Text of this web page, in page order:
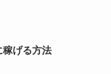
稼げる方法